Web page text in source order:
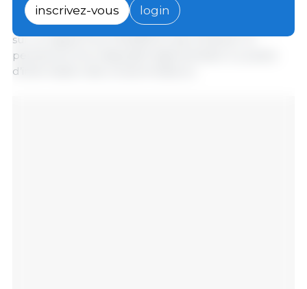
la loi EGalim 2 du 18 octobre 2021, visant à protéger
les revenus agricoles. L’expérimentation est basée
sur un rapport du CGAAER et vise à évaluer la
pertinence d’un dispositif réglementaire ou public
d’information des consommateurs.
inscrivez-vous login